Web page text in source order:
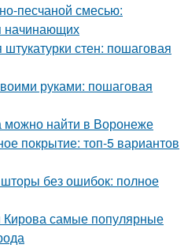
песчаной смесью:
начинающих
стен: пошаговая
руками: пошаговая
можно найти в Воронеже
покрытие: топ-5 вариантов
без ошибок: полное
Кирова самые популярные